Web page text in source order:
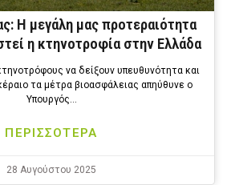
Η μεγάλη μας προτεραιότητα
η κτηνοτροφία στην Ελλάδα
να δείξουν υπευθυνότητα και
τα μέτρα βιοασφάλειας απηύθυνε ο
Υπουργός…
ΠΕΡΙΣΣΟΤΕΡΑ
28 Αυγούστου 2025